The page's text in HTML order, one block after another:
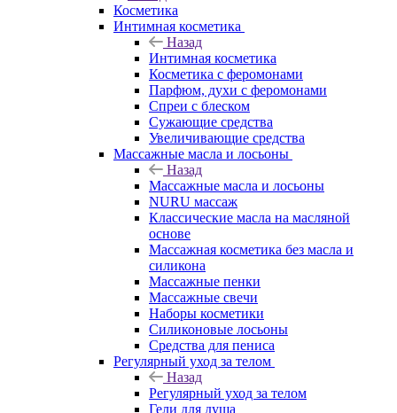
Косметика
Интимная косметика
Назад
Интимная косметика
Косметика с феромонами
Парфюм, духи с феромонами
Спреи с блеском
Сужающие средства
Увеличивающие средства
Массажные масла и лосьоны
Назад
Массажные масла и лосьоны
NURU массаж
Классические масла на масляной
основе
Массажная косметика без масла и
силикона
Массажные пенки
Массажные свечи
Наборы косметики
Силиконовые лосьоны
Средства для пениса
Регулярный уход за телом
Назад
Регулярный уход за телом
Гели для душа